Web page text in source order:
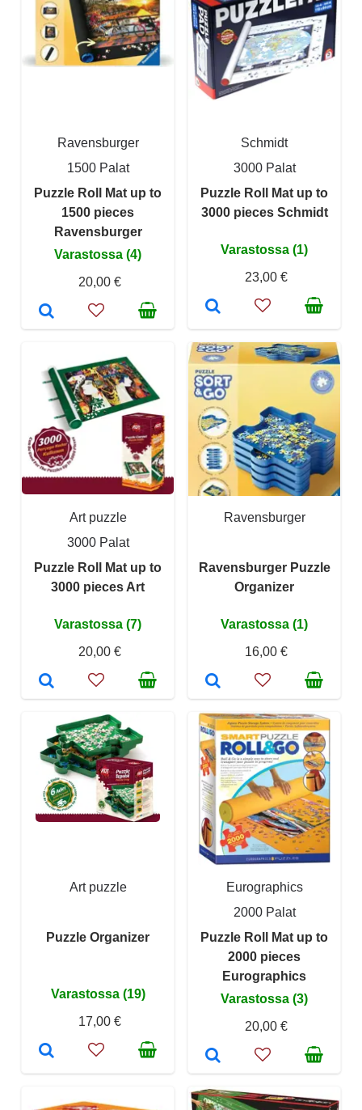
Ravensburger
1500 Palat
Puzzle Roll Mat up to
1500 pieces
Ravensburger
Varastossa (4)
20,00 €
Schmidt
3000 Palat
Puzzle Roll Mat up to
3000 pieces Schmidt
Varastossa (1)
23,00 €
Art puzzle
3000 Palat
Puzzle Roll Mat up to
3000 pieces Art
Varastossa (7)
20,00 €
Ravensburger
Ravensburger Puzzle
Organizer
Varastossa (1)
16,00 €
Art puzzle
Puzzle Organizer
Varastossa (19)
17,00 €
Eurographics
2000 Palat
Puzzle Roll Mat up to
2000 pieces
Eurographics
Varastossa (3)
20,00 €